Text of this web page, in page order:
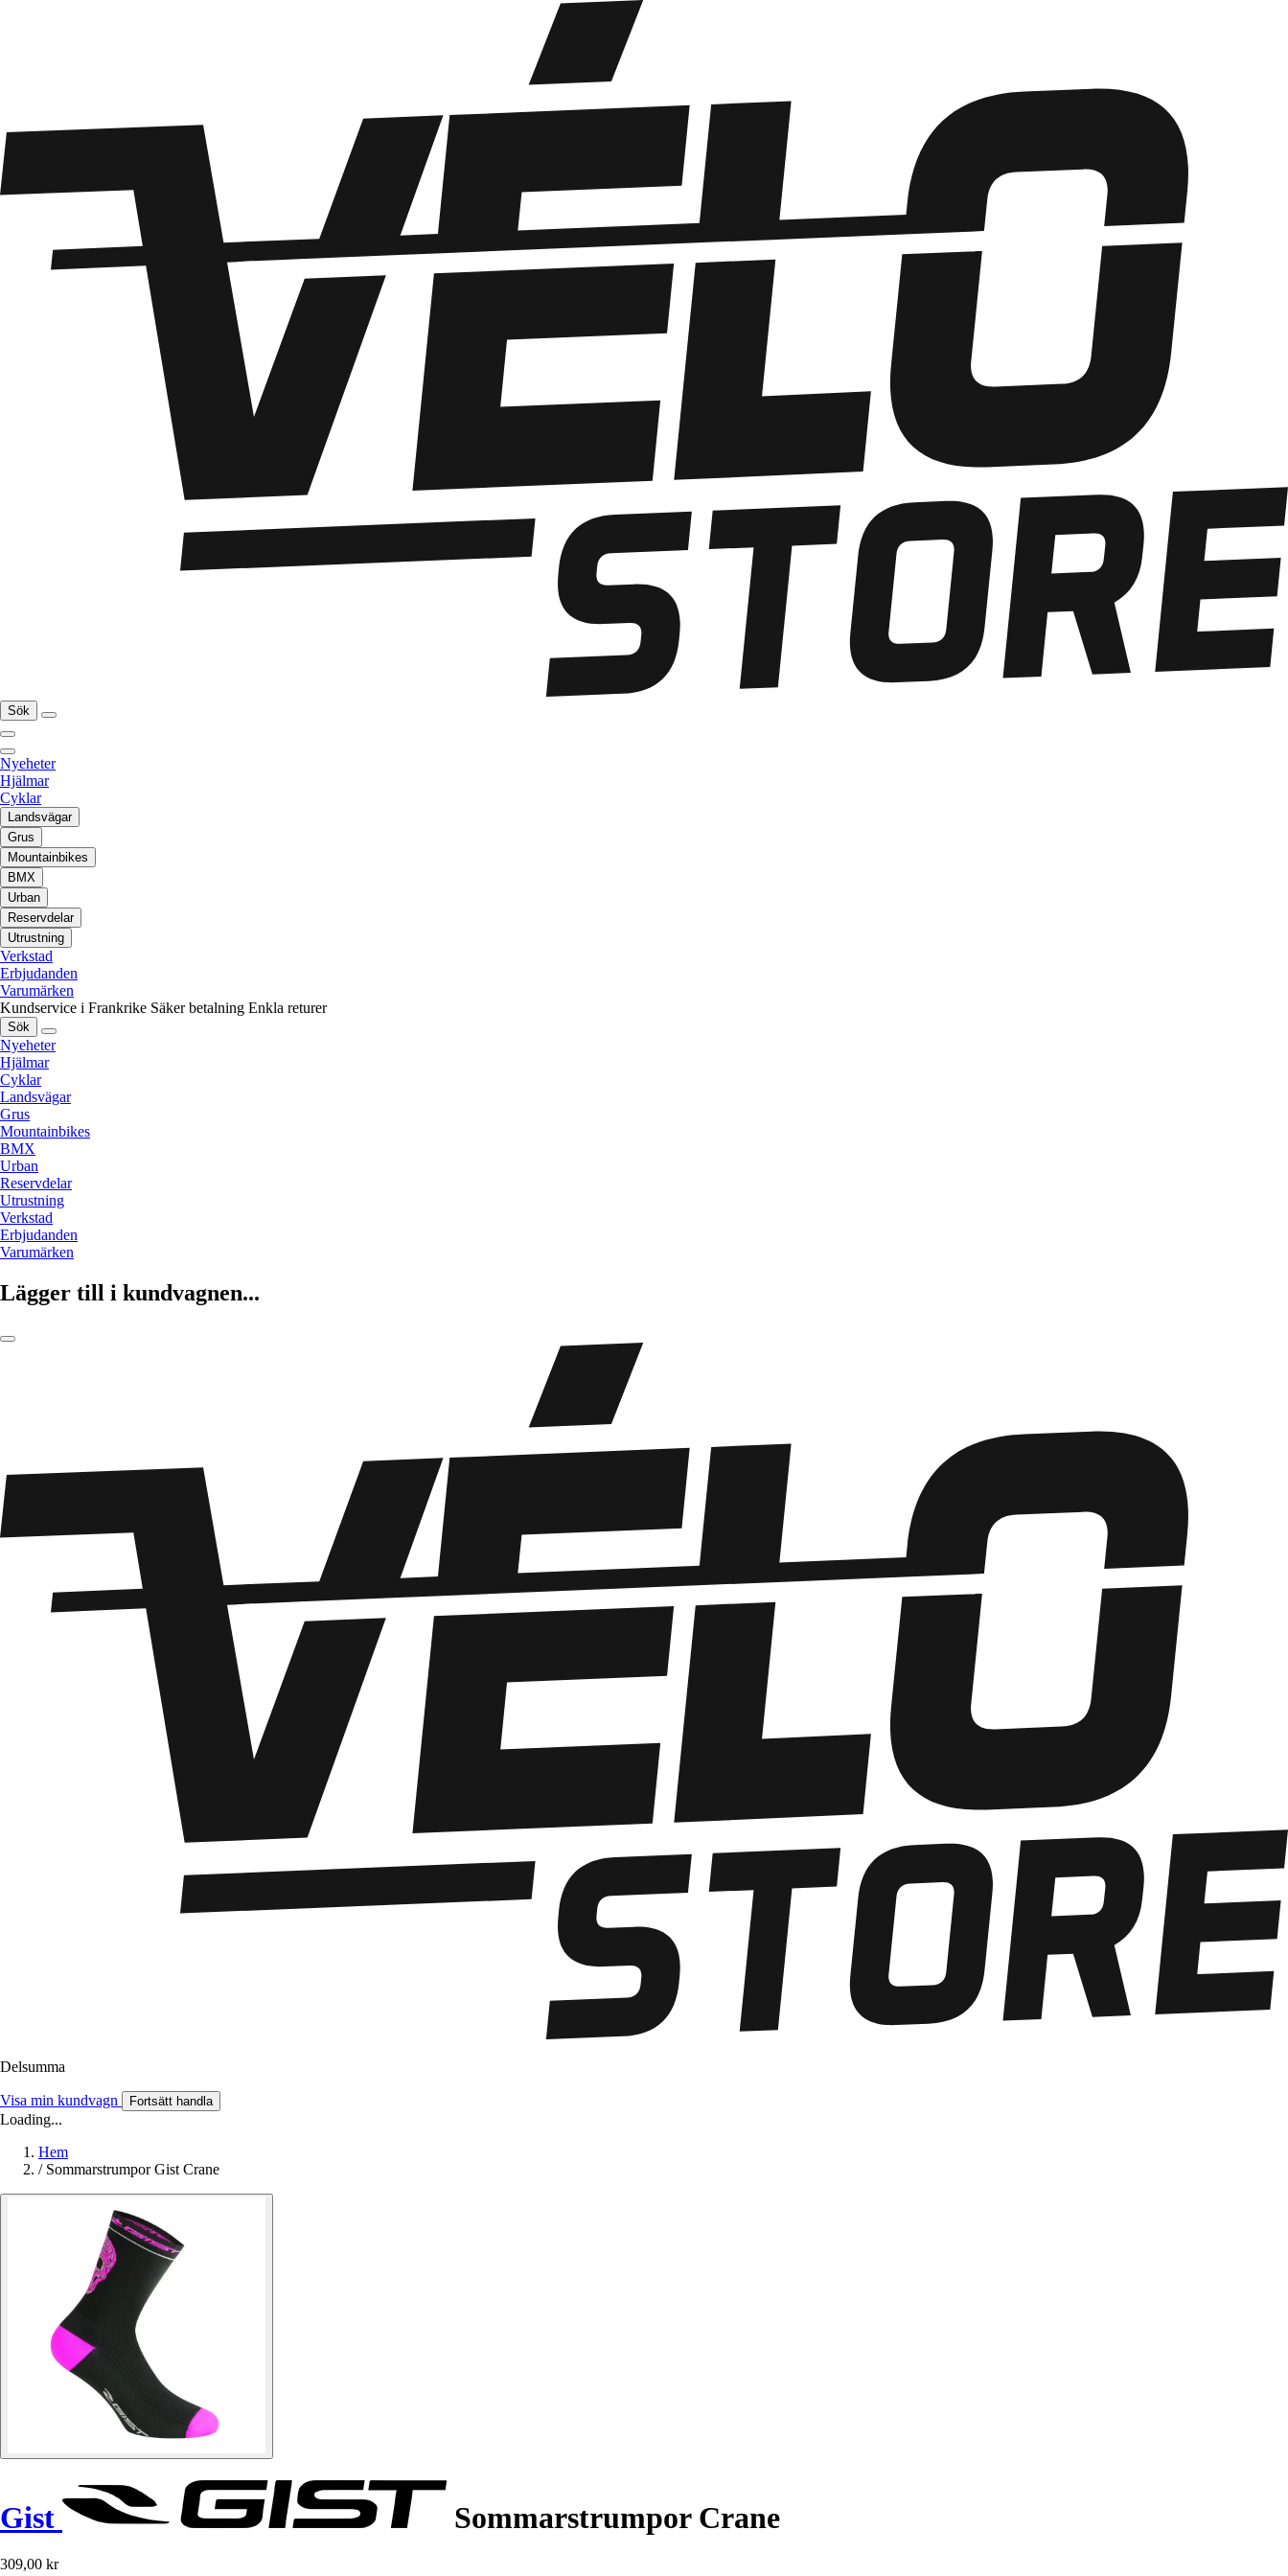
Sök
Nyeheter
Hjälmar
Cyklar
Landsvägar
Grus
Mountainbikes
BMX
Urban
Reservdelar
Utrustning
Verkstad
Erbjudanden
Varumärken
Kundservice i Frankrike Säker betalning Enkla returer
Sök
Nyeheter
Hjälmar
Cyklar
Landsvägar
Grus
Mountainbikes
BMX
Urban
Reservdelar
Utrustning
Verkstad
Erbjudanden
Varumärken
Lägger till i kundvagnen...
Delsumma
Visa min kundvagn Fortsätt handla
Loading...
Hem
/ Sommarstrumpor Gist Crane
Gist Sommarstrumpor Crane
309,00 kr